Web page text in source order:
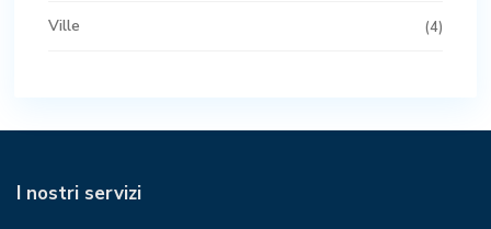
Ville (4)
I nostri servizi